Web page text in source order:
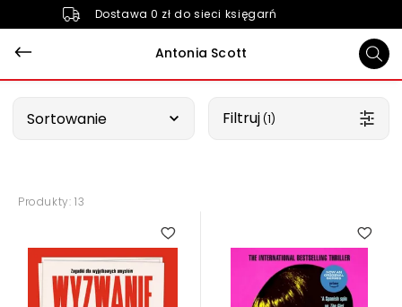
Dostawa 0 zł do sieci księgarń
Antonia Scott
Sortowanie Filtruj (1)
Produkty: 13